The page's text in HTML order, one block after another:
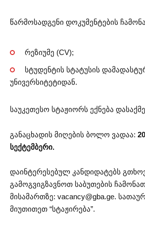
წარმოსადგენი დოკუმენტების
რეზიუმე (CV);
სტუდენტის სტატუსის
უნივერსიტეტიდან.
საუკეთესო სტაჟიორს ექნება
განაცხადის მიღების ბოლო ვადაა:
სექტემბერი.
დაინტერესებულ კანდიდატებს
გამოგვიგზავნოთ საბუთების
მისამართზე: vacancy@gba.ge.
მიუთითეთ “სტაჟირება”.